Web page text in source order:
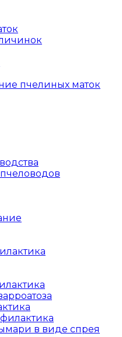
пчелиных маток
в виде спрея